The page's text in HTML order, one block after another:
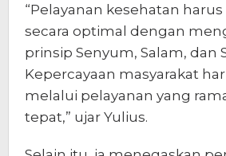
“Pelayanan kesehatan
secara optimal dengan
prinsip Senyum, Salam, dan
Kepercayaan masyarakat
melalui pelayanan yang
tepat,” ujar Yulius.